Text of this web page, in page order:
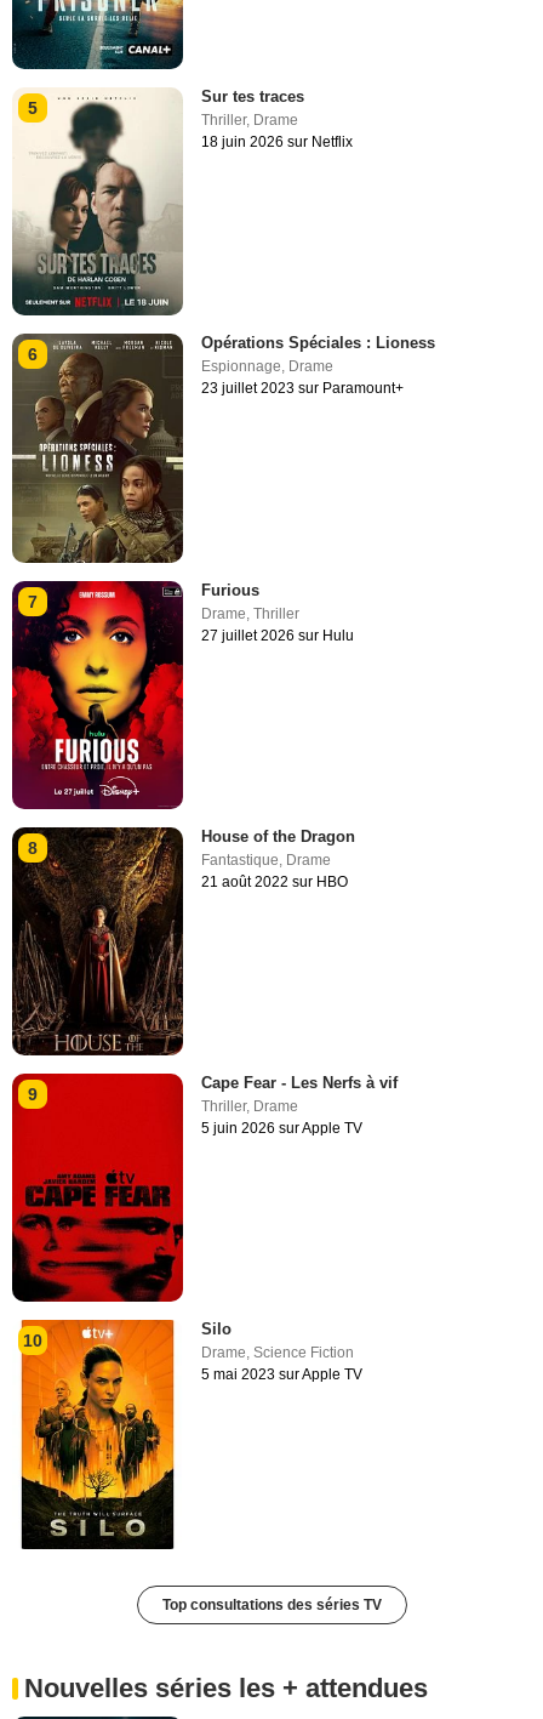
5
Sur tes traces
Thriller, Drame
18 juin 2026 sur Netflix
6
Opérations Spéciales : Lioness
Espionnage, Drame
23 juillet 2023 sur Paramount+
7
Furious
Drame ,Thriller
27 juillet 2026 sur Hulu
8
House of the Dragon
Fantastique, Drame
21 août 2022 sur HBO
9
Cape Fear - Les Nerfs à vif
Thriller, Drame
5 juin 2026 sur Apple TV
10
Silo
Drame,Science Fiction
5 mai 2023 sur Apple TV
Top consultations des séries TV
Nouvelles séries les + attendues